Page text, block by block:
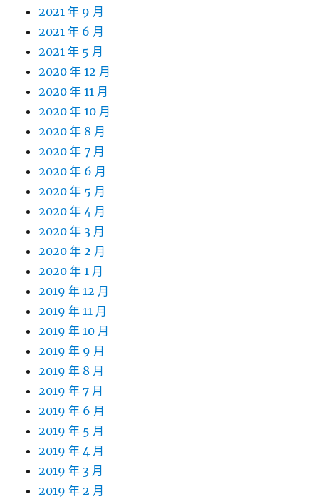
2021 年 9 月
2021 年 6 月
2021 年 5 月
2020 年 12 月
2020 年 11 月
2020 年 10 月
2020 年 8 月
2020 年 7 月
2020 年 6 月
2020 年 5 月
2020 年 4 月
2020 年 3 月
2020 年 2 月
2020 年 1 月
2019 年 12 月
2019 年 11 月
2019 年 10 月
2019 年 9 月
2019 年 8 月
2019 年 7 月
2019 年 6 月
2019 年 5 月
2019 年 4 月
2019 年 3 月
2019 年 2 月